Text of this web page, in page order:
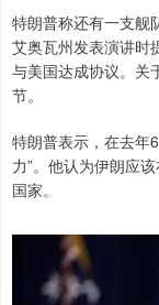
特朗普称还有一支舰
艾奥瓦州发表演讲时
与美国达成协议。关
节。
特朗普表示，在去年
力”。他认为伊朗应
国家。